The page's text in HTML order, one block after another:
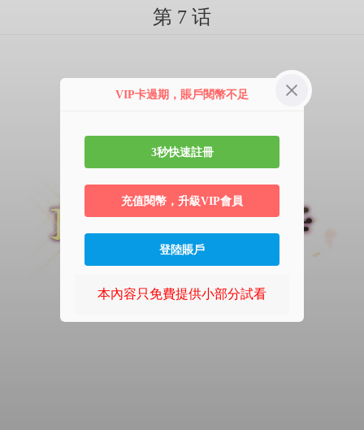
第 7 话
VIP卡過期，賬戶閱幣不足
3秒快速註冊
充值閱幣，升級VIP會員
登陸賬戶
本內容只免費提供小部分試看